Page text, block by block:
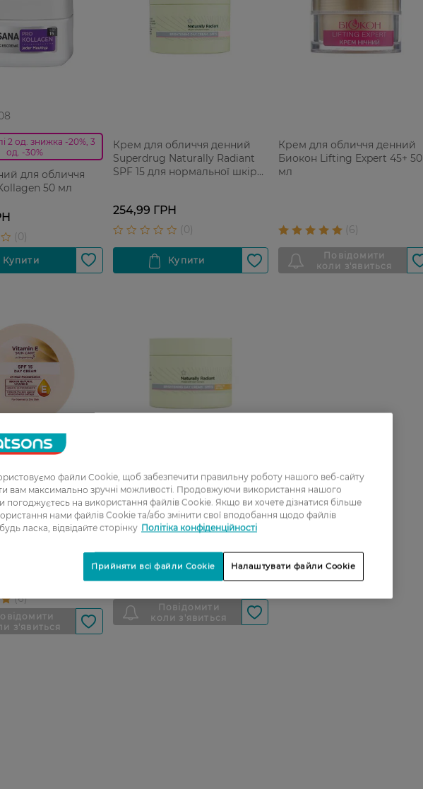
2 од. знижка -20%, 3
од. -30%
для обличчя
50 мл
Крем для обличчя денний
Superdrug Naturally Radiant
SPF 15 для нормальної шкіри
254,99 ГРН
Крем для обличчя денний
Биокон Lifting Expert 45+ 50
мл
0_Спец.ціна
денний
Vitamin E SPF 15
Крем для обличчя денний
Superdrug Naturally Radiant
SPF 15 для сухої шкіри 75 мл
209,99 ГРН
файли Cookie, щоб забезпечити правильну роботу нашого веб-сайту
вам максимально зручні можливості. Продовжуючи використання нашого
погоджуєтесь на використання файлів Cookie. Якщо ви хочете дізнатися більше
нами файлів Cookie та/або змінити свої вподобання щодо файлів
ласка, відвідайте сторінку Політіка конфіденційності
Налаштувати файли Cookie
Прийняти всі файли Cookie